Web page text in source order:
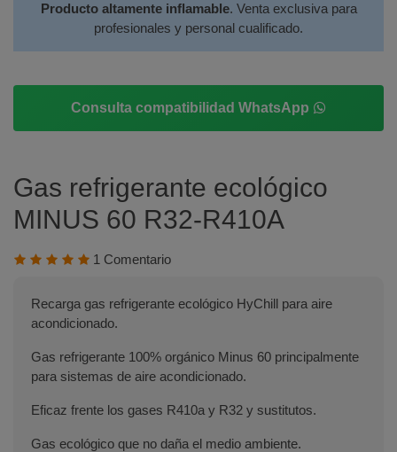
Producto altamente inflamable. Venta exclusiva para
profesionales y personal cualificado.
Consulta compatibilidad WhatsApp
Gas refrigerante ecológico
MINUS 60 R32-R410A
1 Comentario
Recarga gas refrigerante ecológico HyChill para aire
acondicionado.
Gas refrigerante 100% orgánico Minus 60 principalmente
para sistemas de aire acondicionado.
Eficaz frente los gases R410a y R32 y sustitutos.
Gas ecológico que no daña el medio ambiente.